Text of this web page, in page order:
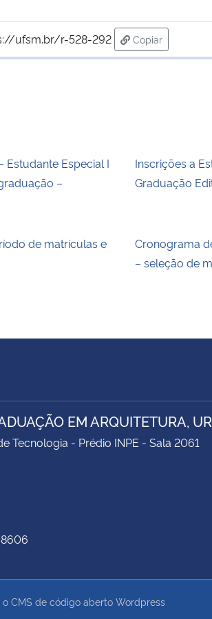
ufsm.br/r-528-292
Copiar
para área de
Estudante Especial I
–
Inscrições a
Graduação
de matrículas e
Cronograma
– seleção de
EM ARQUITETURA,
Tecnologia - Prédio INPE - Sala 2061
CMS de código aberto Wordpress